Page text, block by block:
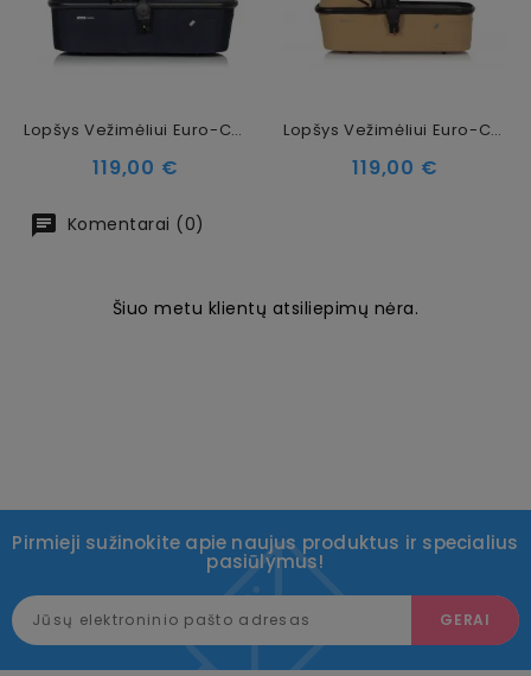
Lopšys Vežimėliui Euro-Cart Crox / Crox Pro Cosmic Blue
Kaina
119,00 €
Lopšys Vežimėliui Euro-Cart Crox Camel 2023
Kaina
119,00 €
Komentarai (0)
Šiuo metu klientų atsiliepimų nėra.
Pirmieji sužinokite apie naujus produktus ir specialius
pasiūlymus!